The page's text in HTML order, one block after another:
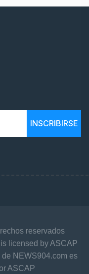
INSCRIBIRSE
reservados
licensed by ASCAP
de NEWS904.com es
ASCAP